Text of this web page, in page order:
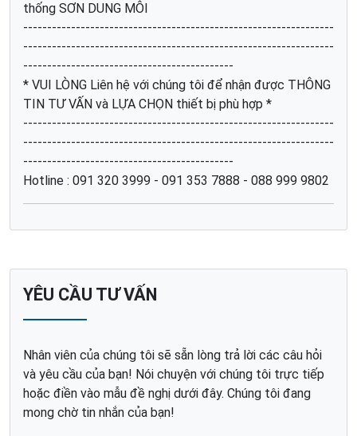
thống SƠN DUNG MÔI
-----------------------------------------------------------------
-----------------------------------------------------------------
--------------------------------------------
* VUI LÒNG Liên hệ với chúng tôi để nhận được THÔNG
TIN TƯ VẤN và LỰA CHỌN thiết bị phù hợp *
-----------------------------------------------------------------
-----------------------------------------------------------------
--------------------------------------------
Hotline : 091 320 3999 - 091 353 7888 - 088 999 9802
YÊU CẦU TƯ VẤN
Nhân viên của chúng tôi sẽ sẵn lòng trả lời các câu hỏi
và yêu cầu của bạn! Nói chuyện với chúng tôi trực tiếp
hoặc điền vào mẫu đề nghị dưới đây. Chúng tôi đang
mong chờ tin nhắn của bạn!